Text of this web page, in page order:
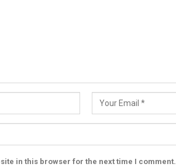
in this browser for the next time I comment.